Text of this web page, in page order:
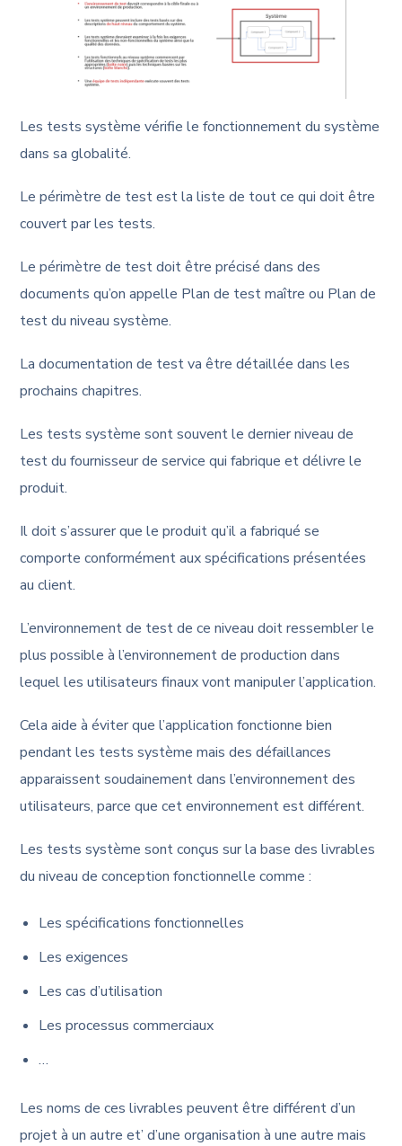
Les tests système vérifie le fonctionnement du système
dans sa globalité.
Le périmètre de test est la liste de tout ce qui doit être
couvert par les tests.
Le périmètre de test doit être précisé dans des
documents qu’on appelle Plan de test maître ou Plan de
test du niveau système.
La documentation de test va être détaillée dans les
prochains chapitres.
Les tests système sont souvent le dernier niveau de
test du fournisseur de service qui fabrique et délivre le
produit.
Il doit s’assurer que le produit qu’il a fabriqué se
comporte conformément aux spécifications présentées
au client.
L’environnement de test de ce niveau doit ressembler le
plus possible à l’environnement de production dans
lequel les utilisateurs finaux vont manipuler l’application.
Cela aide à éviter que l’application fonctionne bien
pendant les tests système mais des défaillances
apparaissent soudainement dans l’environnement des
utilisateurs, parce que cet environnement est différent.
Les tests système sont conçus sur la base des livrables
du niveau de conception fonctionnelle comme :
Les spécifications fonctionnelles
Les exigences
Les cas d’utilisation
Les processus commerciaux
…
Les noms de ces livrables peuvent être différent d’un
projet à un autre et’ d’une organisation à une autre mais